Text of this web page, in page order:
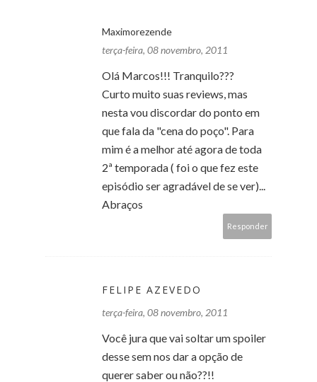
Maximorezende
terça-feira, 08 novembro, 2011
Olá Marcos!!! Tranquilo???
Curto muito suas reviews, mas
nesta vou discordar do ponto em
que fala da "cena do poço". Para
mim é a melhor até agora de toda
2ª temporada ( foi o que fez este
episódio ser agradável de se ver)...
Abraços
Responder
FELIPE AZEVEDO
terça-feira, 08 novembro, 2011
Você jura que vai soltar um spoiler
desse sem nos dar a opção de
querer saber ou não??!!